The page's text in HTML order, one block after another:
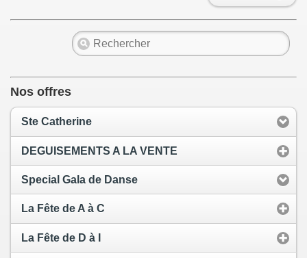
Nos offres
Ste Catherine
DEGUISEMENTS A LA VENTE
Special Gala de Danse
La Fête de A à C
La Fête de D à I